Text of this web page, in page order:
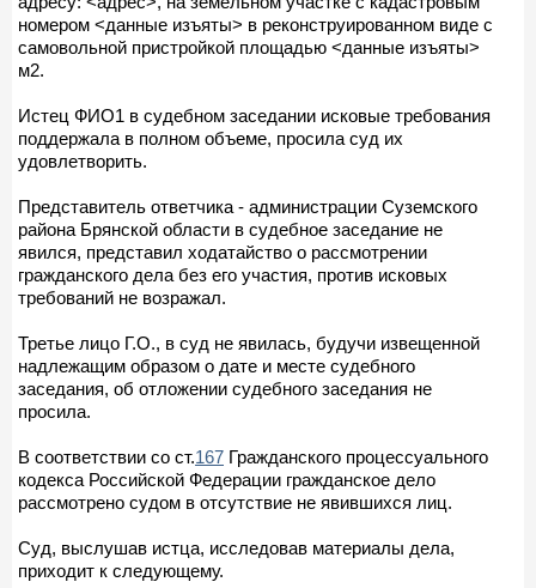
номером <данные изъяты> в реконструированном виде с
самовольной пристройкой площадью <данные изъяты>
м2.
Истец ФИО1 в судебном заседании исковые требования
поддержала в полном объеме, просила суд их
удовлетворить.
Представитель ответчика - администрации Суземского
района Брянской области в судебное заседание не
явился, представил ходатайство о рассмотрении
гражданского дела без его участия, против исковых
требований не возражал.
Третье лицо Г.О., в суд не явилась, будучи извещенной
надлежащим образом о дате и месте судебного
заседания, об отложении судебного заседания не
просила.
В соответствии со ст.167 Гражданского процессуального
кодекса Российской Федерации гражданское дело
рассмотрено судом в отсутствие не явившихся лиц.
Суд, выслушав истца, исследовав материалы дела,
приходит к следующему.